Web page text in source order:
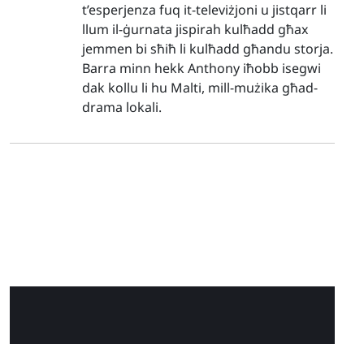
t’esperjenza fuq it-televiżjoni u jistqarr li
llum il-ġurnata jispirah kulħadd għax
jemmen bi sħiħ li kulħadd għandu storja.
Barra minn hekk Anthony iħobb isegwi
dak kollu li hu Malti, mill-mużika għad-
drama lokali.